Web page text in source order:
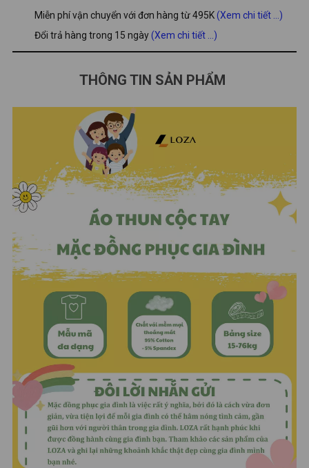
Miễn phí vận chuyển với đơn hàng từ 495K(Xem chi tiết ...)
Đổi trả hàng trong 15 ngày(Xem chi tiết ...)
THÔNG TIN SẢN PHẨM